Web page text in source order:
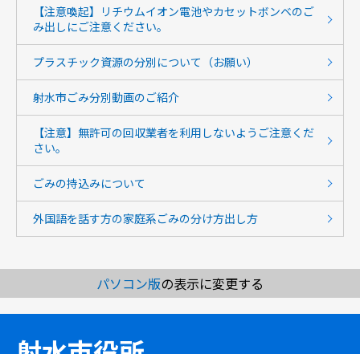
【注意喚起】リチウムイオン電池やカセットボンベのご
み出しにご注意ください。
プラスチック資源の分別について（お願い）
射水市ごみ分別動画のご紹介
【注意】無許可の回収業者を利用しないようご注意くだ
さい。
ごみの持込みについて
外国語を話す方の家庭系ごみの分け方出し方
パソコン版の表示に変更する